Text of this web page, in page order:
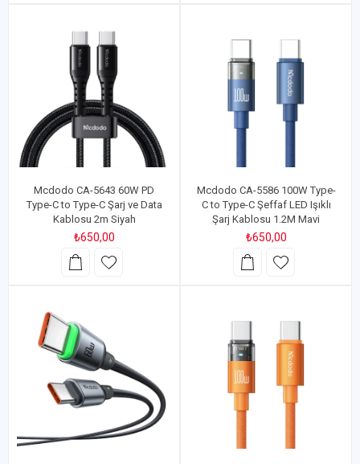
Mcdodo CA-5643 60W PD
Type-C to Type-C Şarj ve Data
Kablosu 2m Siyah
₺650,00
Mcdodo CA-5586 100W Type-
C to Type-C Şeffaf LED Işıklı
Şarj Kablosu 1.2M Mavi
₺650,00